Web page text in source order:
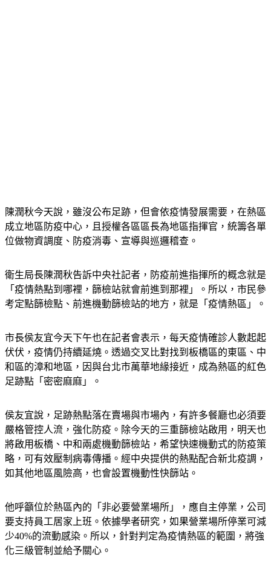
陳潤秋今天說，雖沒公布足跡，但會依疫情發展需要，在熱區
成立地區防疫中心，且授權各區區長為地區指揮官，統籌各單
位做物資調度、防疫消毒、宣導與巡邏稽查。
衛生局長陳潤秋告訴中央社記者，防疫前進指揮所的概念就是
「疫情熱點到哪裡，篩檢站就會前進到那裡」。所以，市民參
考定點篩檢點、前進機動篩檢站的地方，就是「疫情熱區」。
市長侯友宜今天下午也在記者會表示，每天疫情確診人數起起
伏伏，疫情仍持續延燒。透過交叉比對找到板橋區的東區、中
和區的漳和地區，因與台北市萬華地緣接近，成為熱區的紅色
足跡點「密密麻麻」。
侯友宜說，足跡熱點落在賣場與市場內，有許多餐廳也必須要
嚴格管控人流，強化防疫。除今天的三重篩檢站啟用，明天也
將啟用板橋、中和兩處機動篩檢站，希望快速機動式的防疫策
略，可有效壓制病毒傳播。經中央提供的熱點配合新北疫調，
如其他地區風險高，也會設置機動性快篩站。
他呼籲位於熱區內的「非必要營業場所」，應自主停業，公司
要支持員工居家上班。依據學者研究，如果營業場所停業可減
少40%的流動感染。所以，針對判定為疫情熱區的範圍，將強
化三級管制並給予關心。